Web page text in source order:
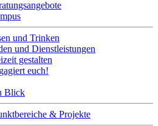
und Trinken
und Dienstleistungen
gestalten
euch!
Blick
& Projekte